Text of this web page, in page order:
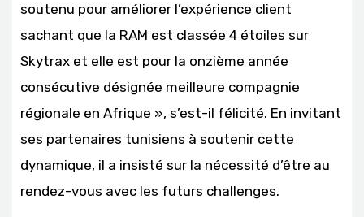
soutenu pour améliorer l’expérience client
sachant que la RAM est classée 4 étoiles sur
Skytrax et elle est pour la onzième année
consécutive désignée meilleure compagnie
régionale en Afrique », s’est-il félicité. En invitant
ses partenaires tunisiens à soutenir cette
dynamique, il a insisté sur la nécessité d’être au
rendez-vous avec les futurs challenges.